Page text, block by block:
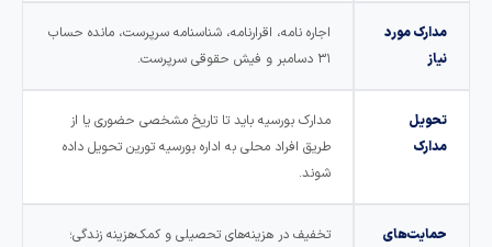
مورد
اجاره نامه، اقرارنامه، شناسنامه سرپرست، مانده حساب
مدارک بورسیه باید تا تاریخ مشخصی حضوری یا از
طریق افراد محلی به اداره بورسیه تورین تحویل داده
تخفیف در هزینه‌های تحصیلی و کمک‌هزینه زندگی؛